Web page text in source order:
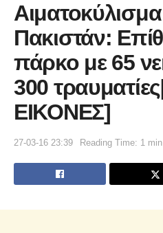
Πακιστάν:
πάρκο με 65
300
ΕΙΚΟΝΕΣ]
27-03-16 23:39 Reading Time: 1 min